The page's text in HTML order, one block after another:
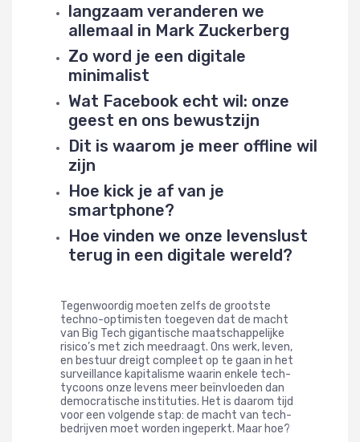
langzaam veranderen we
allemaal in Mark Zuckerberg
Zo word je een digitale
minimalist
Wat Facebook echt wil: onze
geest en ons bewustzijn
Dit is waarom je meer offline wil
zijn
Hoe kick je af van je
smartphone?
Hoe vinden we onze levenslust
terug in een digitale wereld?
Tegenwoordig moeten zelfs de grootste
techno-optimisten toegeven dat de macht
van Big Tech gigantische maatschappelijke
risico’s met zich meedraagt. Ons werk, leven,
en bestuur dreigt compleet op te gaan in het
surveillance kapitalisme waarin enkele tech-
tycoons onze levens meer beïnvloeden dan
democratische instituties. Het is daarom tijd
voor een volgende stap: de macht van tech-
bedrijven moet worden ingeperkt. Maar hoe?